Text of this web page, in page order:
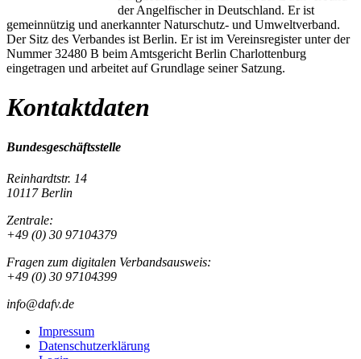
der Angelfischer in Deutschland. Er ist
gemeinnützig und anerkannter Naturschutz- und Umweltverband.
Der Sitz des Verbandes ist Berlin. Er ist im Vereinsregister unter der
Nummer 32480 B beim Amtsgericht Berlin Charlottenburg
eingetragen und arbeitet auf Grundlage seiner Satzung.
Kontaktdaten
Bundesgeschäftsstelle
Reinhardtstr. 14
10117 Berlin
Zentrale:
+49 (0) 30 97104379
Fragen zum digitalen Verbandsausweis:
+49 (0) 30 97104399
info@dafv.de
Impressum
Datenschutzerklärung